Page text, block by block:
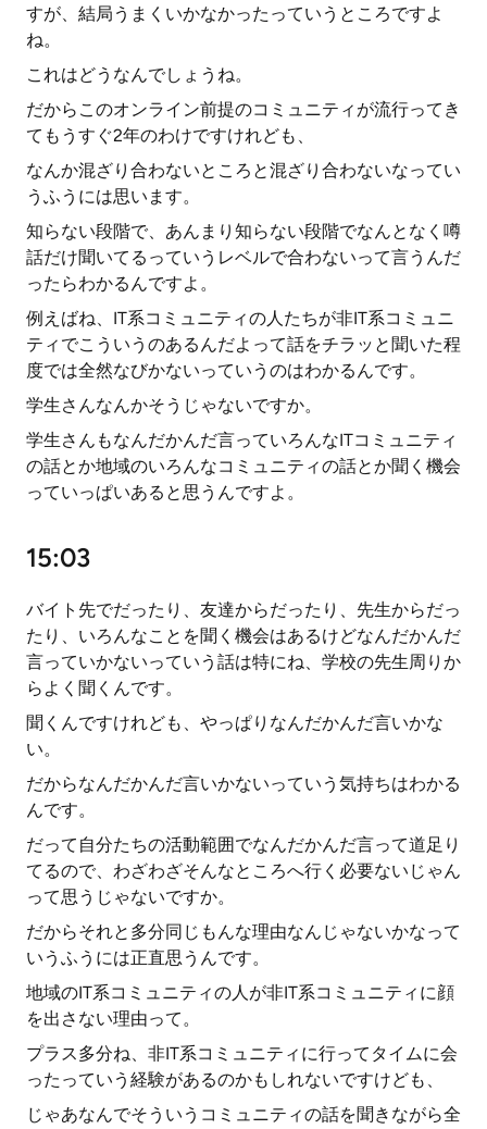
すが、結局うまくいかなかったっていうところですよ
ね。
これはどうなんでしょうね。
だからこのオンライン前提のコミュニティが流行ってき
てもうすぐ2年のわけですけれども、
なんか混ざり合わないところと混ざり合わないなってい
うふうには思います。
知らない段階で、あんまり知らない段階でなんとなく噂
話だけ聞いてるっていうレベルで合わないって言うんだ
ったらわかるんですよ。
例えばね、IT系コミュニティの人たちが非IT系コミュニ
ティでこういうのあるんだよって話をチラッと聞いた程
度では全然なびかないっていうのはわかるんです。
学生さんなんかそうじゃないですか。
学生さんもなんだかんだ言っていろんなITコミュニティ
の話とか地域のいろんなコミュニティの話とか聞く機会
っていっぱいあると思うんですよ。
15:03
バイト先でだったり、友達からだったり、先生からだっ
たり、いろんなことを聞く機会はあるけどなんだかんだ
言っていかないっていう話は特にね、学校の先生周りか
らよく聞くんです。
聞くんですけれども、やっぱりなんだかんだ言いかな
い。
だからなんだかんだ言いかないっていう気持ちはわかる
んです。
だって自分たちの活動範囲でなんだかんだ言って道足り
てるので、わざわざそんなところへ行く必要ないじゃん
って思うじゃないですか。
だからそれと多分同じもんな理由なんじゃないかなって
いうふうには正直思うんです。
地域のIT系コミュニティの人が非IT系コミュニティに顔
を出さない理由って。
プラス多分ね、非IT系コミュニティに行ってタイムに会
ったっていう経験があるのかもしれないですけども、
じゃあなんでそういうコミュニティの話を聞きながら全